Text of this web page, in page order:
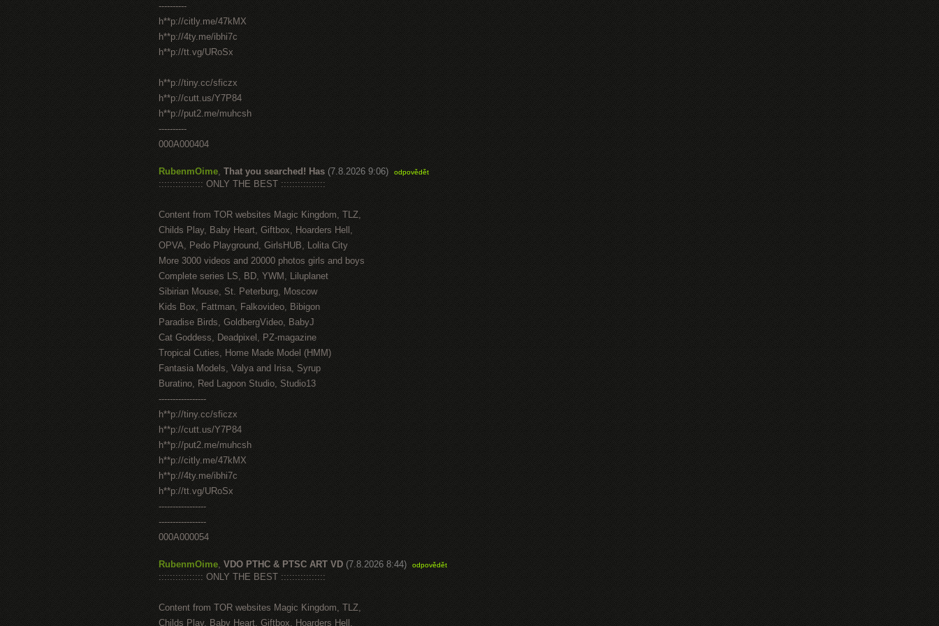
----------
h**p://citly.me/47kMX
h**p://4ty.me/ibhi7c
h**p://tt.vg/URoSx
h**p://tiny.cc/sficzx
h**p://cutt.us/Y7P84
h**p://put2.me/muhcsh
----------
000A000404
RubenmOime, That you searched! Has (7.8.2026 9:06) odpovědět
:::::::::::::::: ONLY THE BEST ::::::::::::::::
Content from TOR websites Magic Kingdom, TLZ,
Childs Play, Baby Heart, Giftbox, Hoarders Hell,
OPVA, Pedo Playground, GirlsHUB, Lolita City
More 3000 videos and 20000 photos girls and boys
Complete series LS, BD, YWM, Liluplanet
Sibirian Mouse, St. Peterburg, Moscow
Kids Box, Fattman, Falkovideo, Bibigon
Paradise Birds, GoldbergVideo, BabyJ
Cat Goddess, Deadpixel, PZ-magazine
Tropical Cuties, Home Made Model (HMM)
Fantasia Models, Valya and Irisa, Syrup
Buratino, Red Lagoon Studio, Studio13
-----------------
h**p://tiny.cc/sficzx
h**p://cutt.us/Y7P84
h**p://put2.me/muhcsh
h**p://citly.me/47kMX
h**p://4ty.me/ibhi7c
h**p://tt.vg/URoSx
-----------------
-----------------
000A000054
RubenmOime, VDO PTHC & PTSC ART VD (7.8.2026 8:44) odpovědět
:::::::::::::::: ONLY THE BEST ::::::::::::::::
Content from TOR websites Magic Kingdom, TLZ,
Childs Play, Baby Heart, Giftbox, Hoarders Hell,